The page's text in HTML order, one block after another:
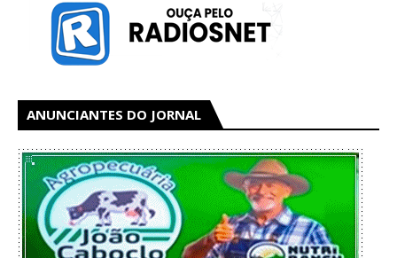
ANUNCIANTES DO JORNAL